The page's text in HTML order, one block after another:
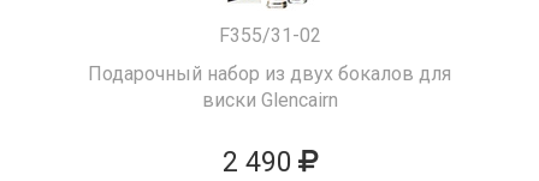
F355/31-02
Подарочный набор из двух бокалов для
виски Glencairn
2 490